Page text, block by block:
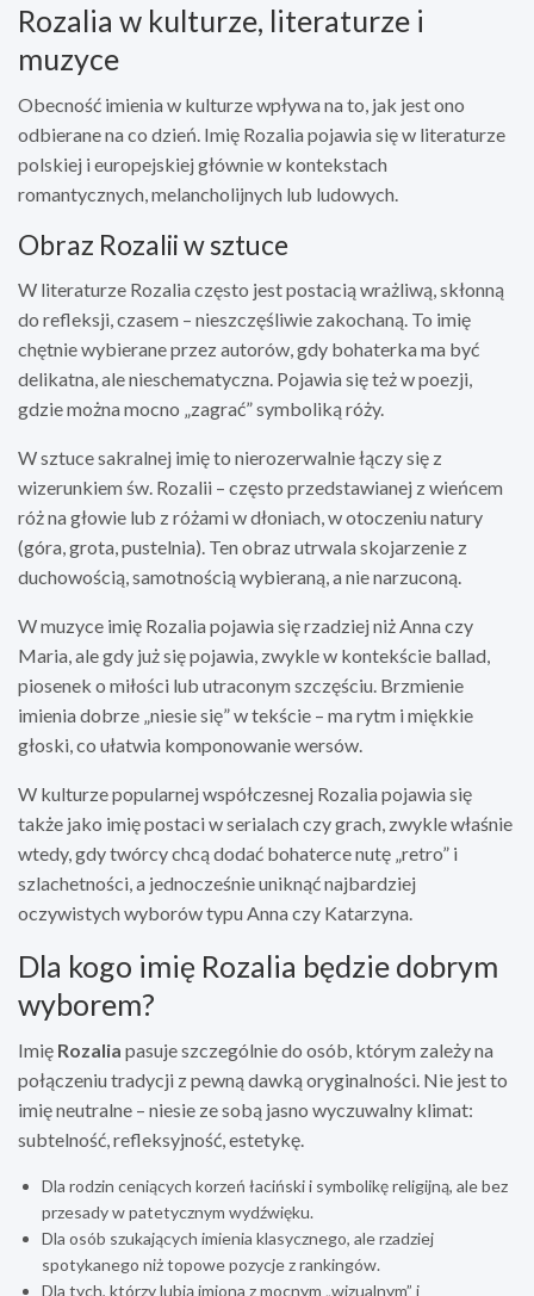
Rozalia w kulturze, literaturze i
muzyce
Obecność imienia w kulturze wpływa na to, jak jest ono
odbierane na co dzień. Imię Rozalia pojawia się w literaturze
polskiej i europejskiej głównie w kontekstach
romantycznych, melancholijnych lub ludowych.
Obraz Rozalii w sztuce
W literaturze Rozalia często jest postacią wrażliwą, skłonną
do refleksji, czasem – nieszczęśliwie zakochaną. To imię
chętnie wybierane przez autorów, gdy bohaterka ma być
delikatna, ale nieschematyczna. Pojawia się też w poezji,
gdzie można mocno „zagrać” symboliką róży.
W sztuce sakralnej imię to nierozerwalnie łączy się z
wizerunkiem św. Rozalii – często przedstawianej z wieńcem
róż na głowie lub z różami w dłoniach, w otoczeniu natury
(góra, grota, pustelnia). Ten obraz utrwala skojarzenie z
duchowością, samotnością wybieraną, a nie narzuconą.
W muzyce imię Rozalia pojawia się rzadziej niż Anna czy
Maria, ale gdy już się pojawia, zwykle w kontekście ballad,
piosenek o miłości lub utraconym szczęściu. Brzmienie
imienia dobrze „niesie się” w tekście – ma rytm i miękkie
głoski, co ułatwia komponowanie wersów.
W kulturze popularnej współczesnej Rozalia pojawia się
także jako imię postaci w serialach czy grach, zwykle właśnie
wtedy, gdy twórcy chcą dodać bohaterce nutę „retro” i
szlachetności, a jednocześnie uniknąć najbardziej
oczywistych wyborów typu Anna czy Katarzyna.
Dla kogo imię Rozalia będzie dobrym
wyborem?
Imię Rozalia pasuje szczególnie do osób, którym zależy na
połączeniu tradycji z pewną dawką oryginalności. Nie jest to
imię neutralne – niesie ze sobą jasno wyczuwalny klimat:
subtelność, refleksyjność, estetykę.
Dla rodzin ceniących korzeń łaciński i symbolikę religijną, ale bez
przesady w patetycznym wydźwięku.
Dla osób szukających imienia klasycznego, ale rzadziej
spotykanego niż topowe pozycje z rankingów.
Dla tych, którzy lubią imiona z mocnym „wizualnym” i